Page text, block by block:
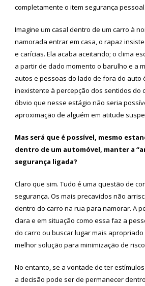
completamente o item segurança pessoal.
Imagine um casal dentro de um carro à
namorada entrar em casa, o rapaz
e carícias. Ela acaba aceitando; o clima
a partir de dado momento o barulho e a
autos e pessoas do lado de fora do auto
inexistente à percepção dos sentidos do
óbvio que nesse estágio não seria
aproximação de alguém em atitude
Mas será que é possível, mesmo
dentro de um automóvel, manter a
segurança ligada?
Claro que sim. Tudo é uma questão de
segurança. Os mais precavidos não
dentro do carro na rua para namorar. A
clara e em situação como essa faz a
do carro ou buscar lugar mais apropriado
melhor solução para minimização de
No entanto, se a vontade de ter
a decisão pode ser de permanecer